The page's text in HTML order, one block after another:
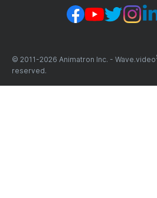
© 2011-2026 Animatron Inc. - Wave.video
reserved.